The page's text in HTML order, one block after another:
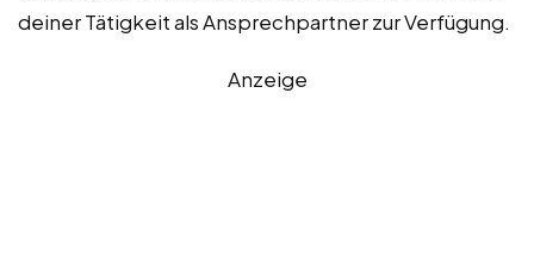
deiner Tätigkeit als Ansprechpartner zur Verfügung.
Anzeige